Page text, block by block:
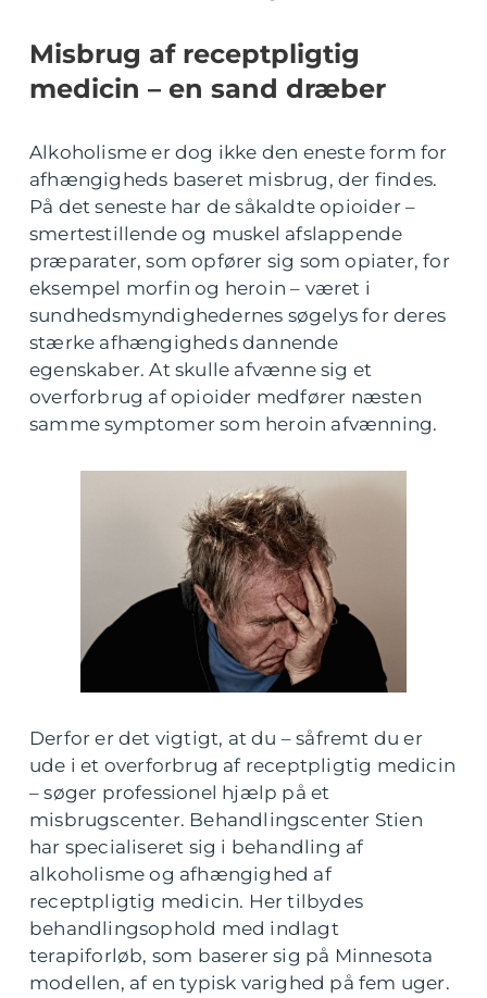
Misbrug af receptpligtig
medicin – en sand dræber
Alkoholisme er dog ikke den eneste form for
afhængigheds baseret misbrug, der findes.
På det seneste har de såkaldte opioider –
smertestillende og muskel afslappende
præparater, som opfører sig som opiater, for
eksempel morfin og heroin – været i
sundhedsmyndighedernes søgelys for deres
stærke afhængigheds dannende
egenskaber. At skulle afvænne sig et
overforbrug af opioider medfører næsten
samme symptomer som heroin afvænning.
Derfor er det vigtigt, at du – såfremt du er
ude i et overforbrug af receptpligtig medicin
– søger professionel hjælp på et
misbrugscenter. Behandlingscenter Stien
har specialiseret sig i behandling af
alkoholisme og afhængighed af
receptpligtig medicin. Her tilbydes
behandlingsophold med indlagt
terapiforløb, som baserer sig på Minnesota
modellen, af en typisk varighed på fem uger.